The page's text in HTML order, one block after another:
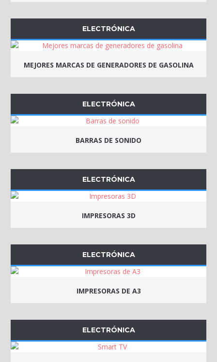
ELECTRÓNICA
MEJORES MARCAS DE GENERADORES DE GASOLINA
ELECTRÓNICA
BARRAS DE SONIDO
ELECTRÓNICA
IMPRESORAS 3D
ELECTRÓNICA
IMPRESORAS DE A3
ELECTRÓNICA